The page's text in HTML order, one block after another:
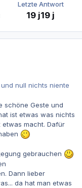
Letzte Antwort
19 j19 j
null nichts niente
schöne Geste und
ist etwas was nichts
etwas macht. Dafür
gebrauchen
Dann lieber
da hat man etwas